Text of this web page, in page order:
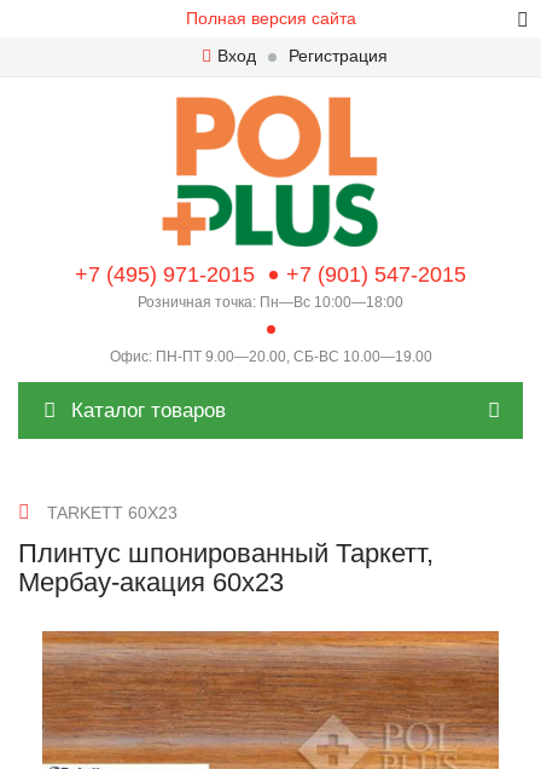
Полная версия сайта
Вход
Регистрация
+7 (495) 971-2015 +7 (901) 547-2015
Розничная точка: Пн—Вс 10:00—18:00
Офис: ПН-ПТ 9.00—20.00, СБ-ВС 10.00—19.00
Каталог товаров
TARKETT 60X23
Плинтус шпонированный Таркетт,
Мербау-акация 60x23